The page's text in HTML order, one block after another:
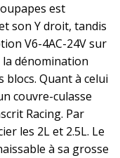
est
son Y droit, tandis
V6-4AC-24V sur
la dénomination
blocs. Quant à celui
couvre-culasse
Racing. Par
les 2L et 2.5L. Le
à sa grosse